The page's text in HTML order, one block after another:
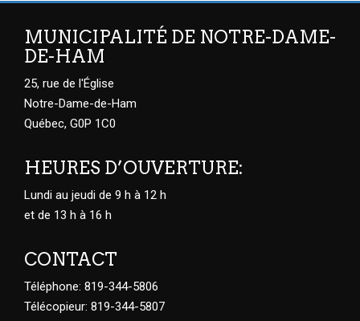
MUNICIPALITÉ DE NOTRE-DAME-
DE-HAM
25, rue de l'Église
Notre-Dame-de-Ham
Québec, G0P 1C0
HEURES D’OUVERTURE:
Lundi au jeudi de 9 h à 12 h
et de 13 h à 16 h
CONTACT
Téléphone: 819-344-5806
Télécopieur: 819-344-5807